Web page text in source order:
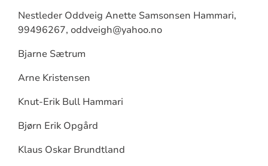
Nestleder Oddveig Anette Samsonsen Hammari,
99496267, oddveigh@yahoo.no
Bjarne Sætrum
Arne Kristensen
Knut-Erik Bull Hammari
Bjørn Erik Opgård
Klaus Oskar Brundtland